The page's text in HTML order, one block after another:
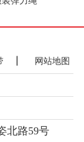
网站地图
北路59号